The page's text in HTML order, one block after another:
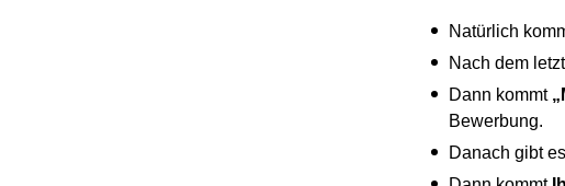
Natürlich
Nach dem
Dann kommt
Bewerbung.
Danach gibt es